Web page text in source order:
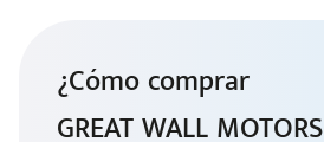
¿Cómo comprar
GREAT WALL MOTORS